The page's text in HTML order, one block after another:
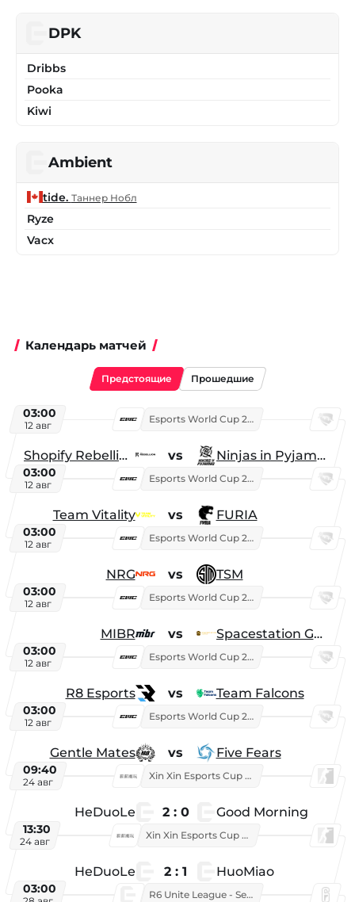
DPK
Dribbs
Pooka
Kiwi
Ambient
tide. Таннер Нобл
Ryze
Vacx
Календарь матчей
Предстоящие Прошедшие
03:00
12 авг
Esports World Cup 2026
Shopify Rebellion vs Ninjas in Pyjamas
03:00
12 авг
Esports World Cup 2026
Team Vitality vs FURIA
03:00
12 авг
Esports World Cup 2026
NRG vs TSM
03:00
12 авг
Esports World Cup 2026
MIBR vs Spacestation Gaming
03:00
12 авг
Esports World Cup 2026
R8 Esports vs Team Falcons
03:00
12 авг
Esports World Cup 2026
Gentle Mates vs Five Fears
09:40
24 авг
Xin Xin Esports Cup 2025
HeDuoLe 2 : 0 Good Morning
13:30
24 авг
Xin Xin Esports Cup 2026
HeDuoLe 2 : 1 HuoMiao
03:00 R6 Unite League - Season 1